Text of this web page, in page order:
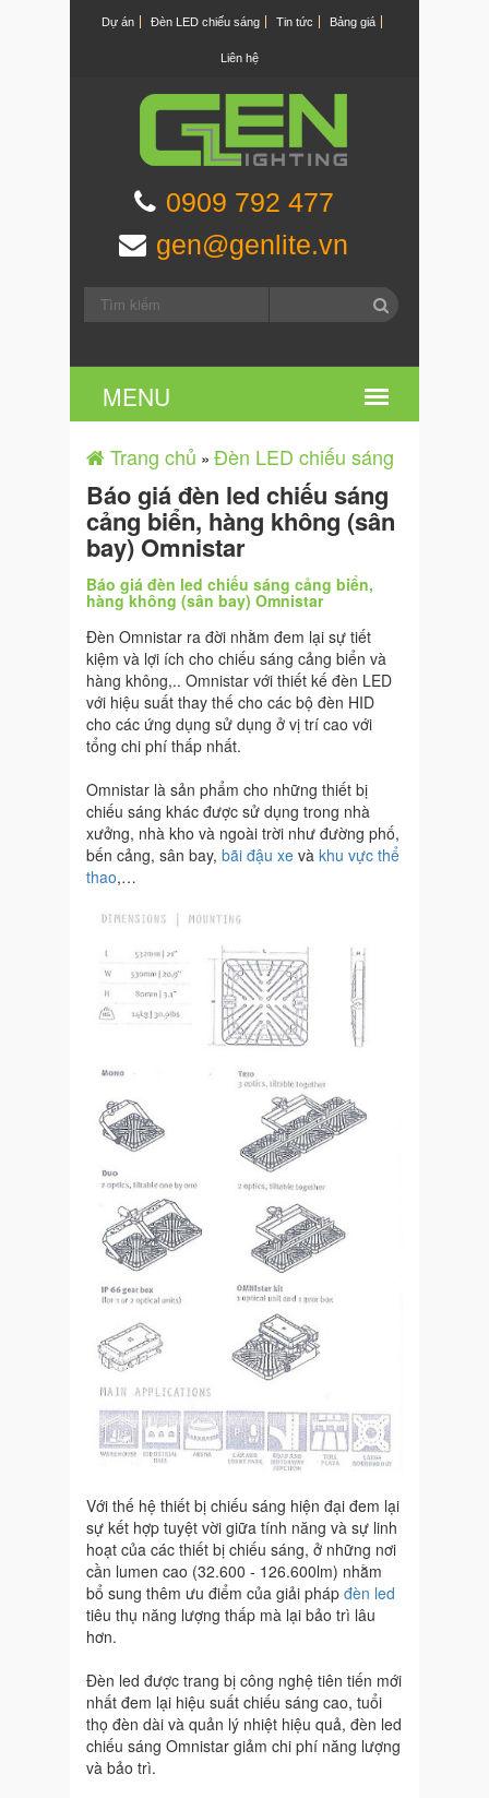
Dự án Đèn LED chiếu sáng Tin tức Bảng giá
Liên hệ
0909 792 477
gen@genlite.vn
Trang chủ » Đèn LED chiếu sáng
Báo giá đèn led chiếu sáng
cảng biển, hàng không (sân
bay) Omnistar
Báo giá đèn led chiếu sáng cảng biển,
hàng không (sân bay) Omnistar
Đèn Omnistar ra đời nhằm đem lại sự tiết
kiệm và lợi ích cho chiếu sáng cảng biển và
hàng không,.. Omnistar với thiết kế đèn LED
với hiệu suất thay thế cho các bộ đèn HID
cho các ứng dụng sử dụng ở vị trí cao với
tổng chi phí thấp nhất.
Omnistar là sản phẩm cho những thiết bị
chiếu sáng khác được sử dụng trong nhà
xưởng, nhà kho và ngoài trời như đường phố,
bến cảng, sân bay, bãi đậu xe và khu vực thể
thao,…
Với thế hệ thiết bị chiếu sáng hiện đại đem lại
sự kết hợp tuyệt vời giữa tính năng và sự linh
hoạt của các thiết bị chiếu sáng, ở những nơi
cần lumen cao (32.600 - 126.600lm) nhằm
bổ sung thêm ưu điểm của giải pháp đèn led
tiêu thụ năng lượng thấp mà lại bảo trì lâu
hơn.
Đèn led được trang bị công nghệ tiên tiến mới
nhất đem lại hiệu suất chiếu sáng cao, tuổi
thọ đèn dài và quản lý nhiệt hiệu quả, đèn led
chiếu sáng Omnistar giảm chi phí năng lượng
và bảo trì.